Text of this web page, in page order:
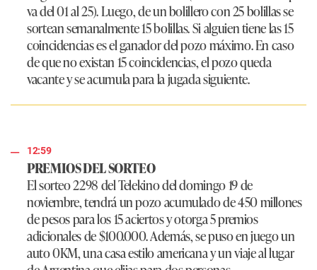
va del 01 al 25). Luego, de un bolillero con 25 bolillas se
sortean semanalmente 15 bolillas. Si alguien tiene las 15
coincidencias es el ganador del pozo máximo. En caso
de que no existan 15 coincidencias, el pozo queda
vacante y se acumula para la jugada siguiente.
12:59
PREMIOS DEL SORTEO
El sorteo 2298 del Telekino del domingo 19 de
noviembre, tendrá un pozo acumulado de 450 millones
de pesos para los 15 aciertos y otorga 5 premios
adicionales de $100.000. Además, se puso en juego un
auto 0KM, una casa estilo americana y un viaje al lugar